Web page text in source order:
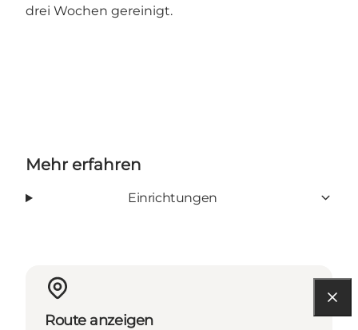
drei Wochen gereinigt.
Mehr erfahren
Einrichtungen
Route anzeigen